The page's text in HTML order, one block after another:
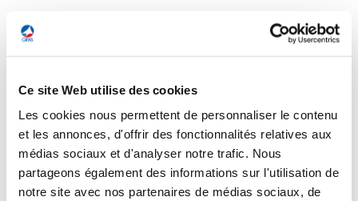
Ce site Web utilise des cookies
Les cookies nous permettent de personnaliser le contenu
et les annonces, d'offrir des fonctionnalités relatives aux
médias sociaux et d'analyser notre trafic. Nous
partageons également des informations sur l'utilisation de
notre site avec nos partenaires de médias sociaux, de
INDUSTRIE
INDUSTRIE
Embraer en plein essor face à Airbus et Boeing
Le constructeur brésilien Embraer a annoncé un bénéfice
net de 437 M€ en 2024, soit 8 fois plus qu’en 2023,